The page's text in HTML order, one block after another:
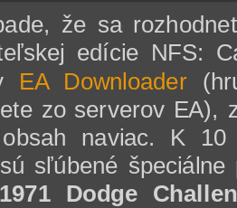
že sa
edície NFS:
EA Downloader
zo serverov EA),
naviac. K 10
sľúbené
1971 Dodge